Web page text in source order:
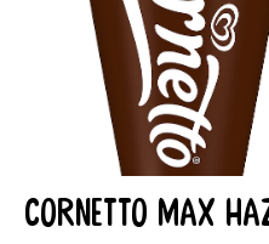
Cornetto Max